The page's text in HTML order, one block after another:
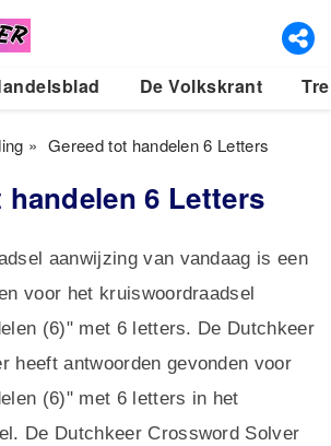
De Volkskrant
» Gereed tot handelen 6 Letters
handelen 6 Letters
aanwijzing van vandaag is een
voor het kruiswoordraadsel
(6)" met 6 letters. De Dutchkeer
heeft antwoorden gevonden voor
(6)" met 6 letters in het
De Dutchkeer Crossword Solver